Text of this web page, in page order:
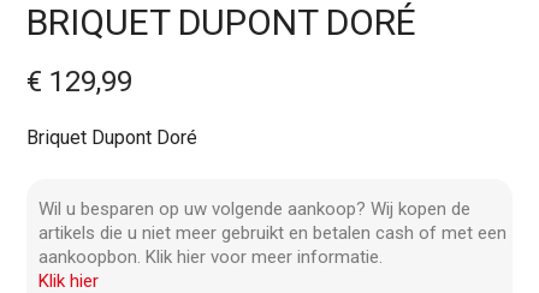
BRIQUET DUPONT DORÉ
€ 129,99
Briquet Dupont Doré
Wil u besparen op uw volgende aankoop? Wij kopen de
artikels die u niet meer gebruikt en betalen cash of met een
aankoopbon. Klik hier voor meer informatie.
Klik hier